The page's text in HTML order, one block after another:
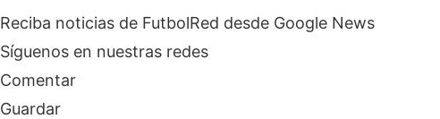
Reciba noticias de FutbolRed desde Google News
Síguenos en nuestras redes
Comentar
Guardar